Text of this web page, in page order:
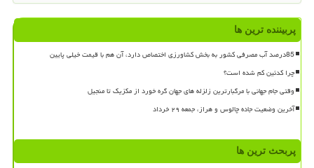
پربیننده ترین ها
85درصد آب مصرفی کشور به بخش کشاورزی اختصاص دارد، آن هم با قیمت خیلی پایین
چرا کدئین کم شده است؟
وقتی جام جهانی با مرگبارترین زلزله های جهان گره خورد از مکزیک تا منجیل
آخرین وضعیت جاده چالوس و هراز، جمعه ۲۹ خرداد
پربحث ترین ها